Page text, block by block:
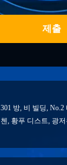
제출
301 방, 비 빌딩, No.2
첸, 황푸 디스트, 광